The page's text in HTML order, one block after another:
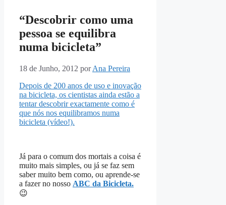
“Descobrir como uma
pessoa se equilibra
numa bicicleta”
18 de Junho, 2012 porAna Pereira
Depois de 200 anos de uso e inovação
na bicicleta, os cientistas ainda estão a
tentar descobrir exactamente como é
que nós nos equilibramos numa
bicicleta (vídeo!).
Já para o comum dos mortais a coisa é
muito mais simples, ou já se faz sem
saber muito bem como, ou aprende-se
a fazer no nosso ABC da Bicicleta.
😉